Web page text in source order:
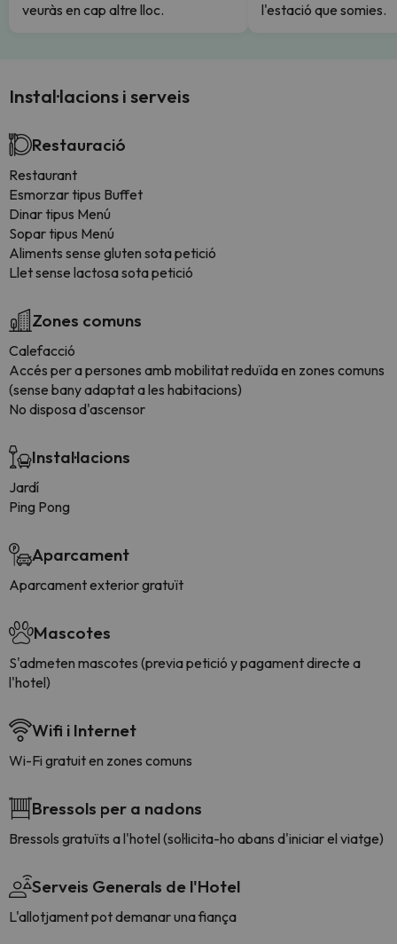
veuràs en cap altre lloc.
l'estació que somies.
Instal·lacions i serveis
Restauració
Restaurant
Esmorzar tipus Buffet
Dinar tipus Menú
Sopar tipus Menú
Aliments sense gluten sota petició
Llet sense lactosa sota petició
Zones comuns
Calefacció
Accés per a persones amb mobilitat reduïda en zones comuns
(sense bany adaptat a les habitacions)
No disposa d'ascensor
Instal·lacions
Jardí
Ping Pong
Aparcament
Aparcament exterior gratuït
Mascotes
S'admeten mascotes (previa petició y pagament directe a
l'hotel)
Wifi i Internet
Wi-Fi gratuit en zones comuns
Bressols per a nadons
Bressols gratuïts a l'hotel (sol·licita-ho abans d'iniciar el viatge)
Serveis Generals de l'Hotel
L'allotjament pot demanar una fiança